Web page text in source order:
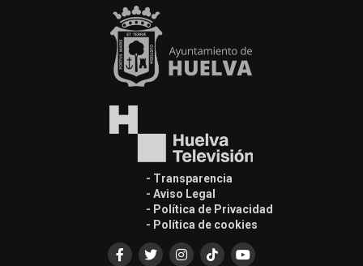
- Transparencia
- Aviso Legal
- Política de Privacidad
- Política de cookies